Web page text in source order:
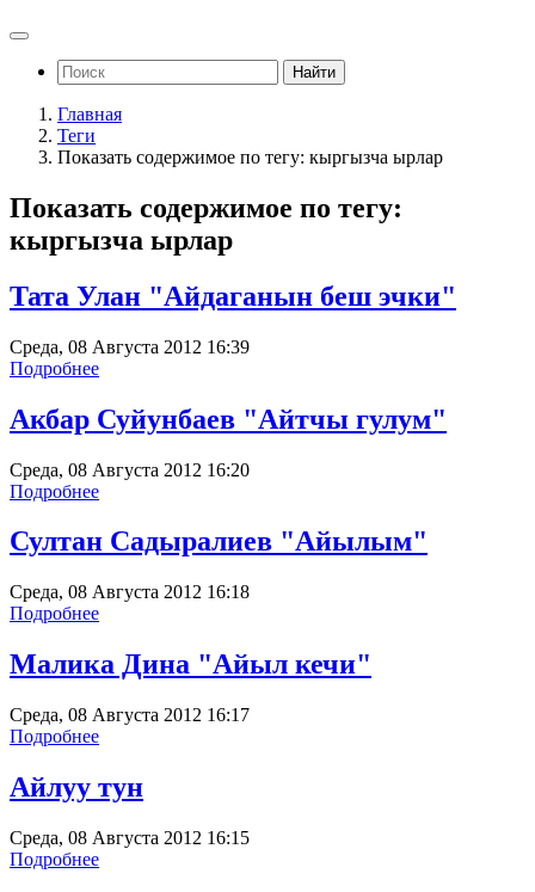
Найти
Главная
Теги
Показать содержимое по тегу: кыргызча ырлар
Показать содержимое по тегу:
кыргызча ырлар
Тата Улан "Айдаганын беш эчки"
Среда, 08 Августа 2012 16:39
Подробнее
Акбар Суйунбаев "Айтчы гулум"
Среда, 08 Августа 2012 16:20
Подробнее
Султан Садыралиев "Айылым"
Среда, 08 Августа 2012 16:18
Подробнее
Малика Дина "Айыл кечи"
Среда, 08 Августа 2012 16:17
Подробнее
Айлуу тун
Среда, 08 Августа 2012 16:15
Подробнее